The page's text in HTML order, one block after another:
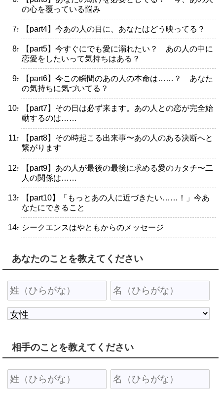
の心を覆っている悩み
・【part4】今あの人の目に、あなたはどう映ってる？
・【part5】今すぐにでも愛に溺れたい？ あの人の中に
恋愛をしたいって気持ちはある？
・【part6】今この瞬間のあの人の本命は……？ あなた
の気持ちに気づいてる？
・【part7】その日は必ず来ます。あの人との恋が完全始
動するのは……
・【part8】その時起こる出来事〜あの人のある決断へと
繋がります
・【part9】あの人が最後の最後に求める愛のカタチ〜二
人の関係は……
・【part10】「もっとあの人に近づきたい……！」今あ
なたにできること
・シークエンスはやともからのメッセージ
あなたのことを教えてください
相手のことを教えてください